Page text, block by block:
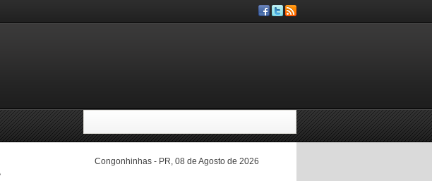
Congonhinhas - PR, 08 de Agosto de 2026